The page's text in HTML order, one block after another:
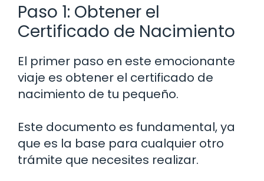
Paso 1: Obtener el
Certificado de Nacimiento
El primer paso en este emocionante
viaje es obtener el certificado de
nacimiento de tu pequeño.
Este documento es fundamental, ya
que es la base para cualquier otro
trámite que necesites realizar.